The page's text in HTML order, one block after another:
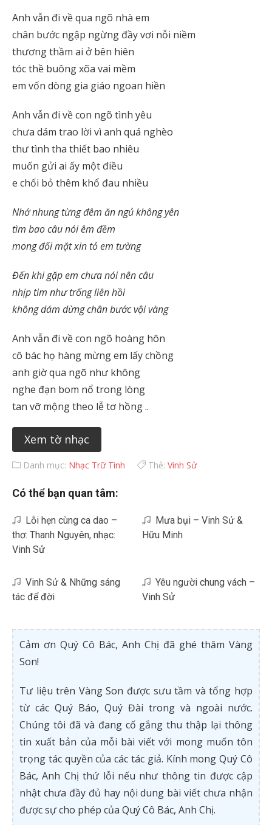
Anh vẫn đi về qua ngõ nhà em
chân bước ngập ngừng đầy vơi nỗi niềm
thương thầm ai ở bên hiên
tóc thề buông xõa vai mềm
em vốn dòng gia giáo ngoan hiền
Anh vẫn đi về con ngõ tình yêu
chưa dám trao lời vì anh quá nghèo
thư tình tha thiết bao nhiêu
muốn gửi ai ấy một điều
e chối bỏ thêm khổ đau nhiều
Nhớ nhung từng đêm ăn ngủ không yên
tìm bao câu nói êm đềm
mong đối mặt xin tỏ em tường
Đến khi gặp em chưa nói nên câu
nhịp tim như trống liên hồi
không dám dừng chân bước vội vàng
Anh vẫn đi về con ngõ hoàng hôn
cô bác họ hàng mừng em lấy chồng
anh giờ qua ngõ như không
nghe đạn bom nổ trong lòng
tan vỡ mộng theo lễ tơ hồng ..
Xem tờ nhạc
Danh mục: Nhạc Trữ Tình Thẻ: Vinh Sử
Có thể bạn quan tâm:
Lỗi hẹn cùng ca dao –
thơ: Thanh Nguyên, nhạc:
Vinh Sử
Mưa bụi – Vinh Sử &
Hữu Minh
Vinh Sử & Những sáng
tác để đời
Yêu người chung vách –
Vinh Sử
Cảm ơn Quý Cô Bác, Anh Chị đã ghé thăm Vàng
Son!
Tư liệu trên Vàng Son được sưu tầm và tổng hợp
từ các Quý Báo, Quý Đài trong và ngoài nước.
Chúng tôi đã và đang cố gắng thu thập lại thông
tin xuất bản của mỗi bài viết với mong muốn tôn
trọng tác quyền của các tác giả. Kính mong Quý Cô
Bác, Anh Chị thứ lỗi nếu như thông tin được cập
nhật chưa đầy đủ hay nội dung bài viết chưa nhận
được sự cho phép của Quý Cô Bác, Anh Chị.